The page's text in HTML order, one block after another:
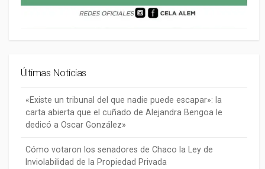
Últimas Noticias
«Existe un tribunal del que nadie puede escapar»: la
carta abierta que el cuñado de Alejandra Bengoa le
dedicó a Oscar González»
Cómo votaron los senadores de Chaco la Ley de
Inviolabilidad de la Propiedad Privada